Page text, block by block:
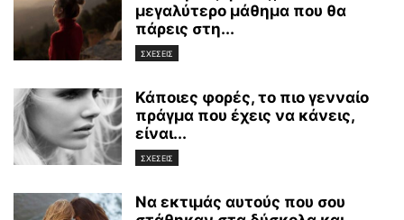
μεγαλύτερο μάθημα που θα
πάρεις στη...
ΣΧΕΣΕΙΣ
Κάποιες φορές, το πιο γενναίο
πράγμα που έχεις να κάνεις,
είναι...
ΣΧΕΣΕΙΣ
Να εκτιμάς αυτούς που σου